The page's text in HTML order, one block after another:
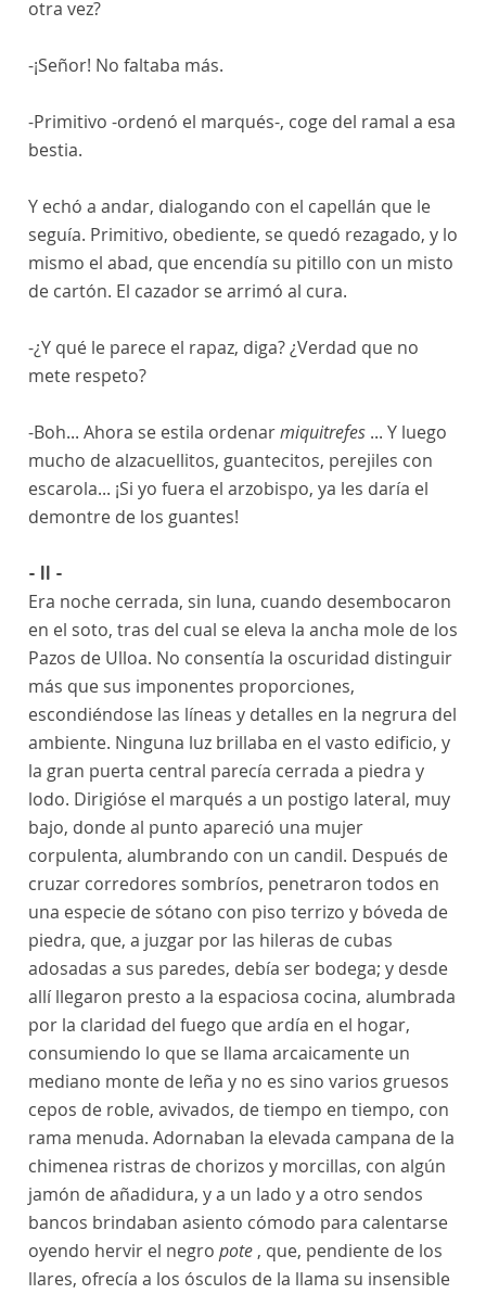
otra vez?
-¡Señor! No faltaba más.
-Primitivo -ordenó el marqués-, coge del ramal a esa
bestia.
Y echó a andar, dialogando con el capellán que le
seguía. Primitivo, obediente, se quedó rezagado, y lo
mismo el abad, que encendía su pitillo con un misto
de cartón. El cazador se arrimó al cura.
-¿Y qué le parece el rapaz, diga? ¿Verdad que no
mete respeto?
-Boh... Ahora se estila ordenarmiquitrefes ... Y luego
mucho de alzacuellitos, guantecitos, perejiles con
escarola... ¡Si yo fuera el arzobispo, ya les daría el
demontre de los guantes!
- II -
Era noche cerrada, sin luna, cuando desembocaron
en el soto, tras del cual se eleva la ancha mole de los
Pazos de Ulloa. No consentía la oscuridad distinguir
más que sus imponentes proporciones,
escondiéndose las líneas y detalles en la negrura del
ambiente. Ninguna luz brillaba en el vasto edificio, y
la gran puerta central parecía cerrada a piedra y
lodo. Dirigióse el marqués a un postigo lateral, muy
bajo, donde al punto apareció una mujer
corpulenta, alumbrando con un candil. Después de
cruzar corredores sombríos, penetraron todos en
una especie de sótano con piso terrizo y bóveda de
piedra, que, a juzgar por las hileras de cubas
adosadas a sus paredes, debía ser bodega; y desde
allí llegaron presto a la espaciosa cocina, alumbrada
por la claridad del fuego que ardía en el hogar,
consumiendo lo que se llama arcaicamente un
mediano monte de leña y no es sino varios gruesos
cepos de roble, avivados, de tiempo en tiempo, con
rama menuda. Adornaban la elevada campana de la
chimenea ristras de chorizos y morcillas, con algún
jamón de añadidura, y a un lado y a otro sendos
bancos brindaban asiento cómodo para calentarse
oyendo hervir el negro pote , que, pendiente de los
llares, ofrecía a los ósculos de la llama su insensible